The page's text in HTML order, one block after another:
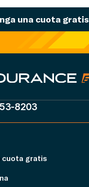
una cuota gratis
8203
cuota gratis